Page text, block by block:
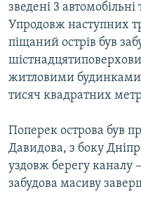
зведені 3
Упродовж наступних
піщаний острів був
житловими
тисяч квадратних
Поперек острова був
Давидова, з боку
уздовж берегу каналу
забудова масиву